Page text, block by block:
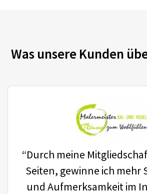
Was unsere Kunden
“Durch meine
Seiten, gewinne ich mehr
und Aufmerksamkeit im